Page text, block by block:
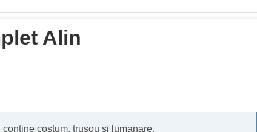
Alin
costum, trusou si lumanare.